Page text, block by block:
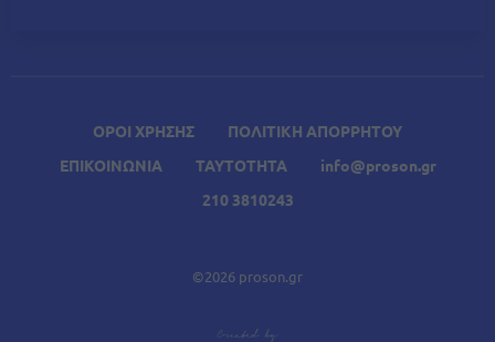
ΟΡΟΙ ΧΡΗΣΗΣ
ΠΟΛΙΤΙΚΗ ΑΠΟΡΡΗΤΟΥ
ΕΠΙΚΟΙΝΩΝΙΑ
ΤΑΥΤΟΤΗΤΑ
info@proson.gr
210 3810243
©2026 proson.gr